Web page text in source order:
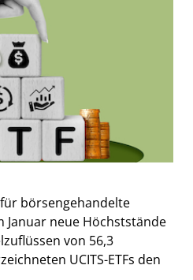
börsengehandelte
Januar neue Höchststände
von 56,3
UCITS-ETFs den